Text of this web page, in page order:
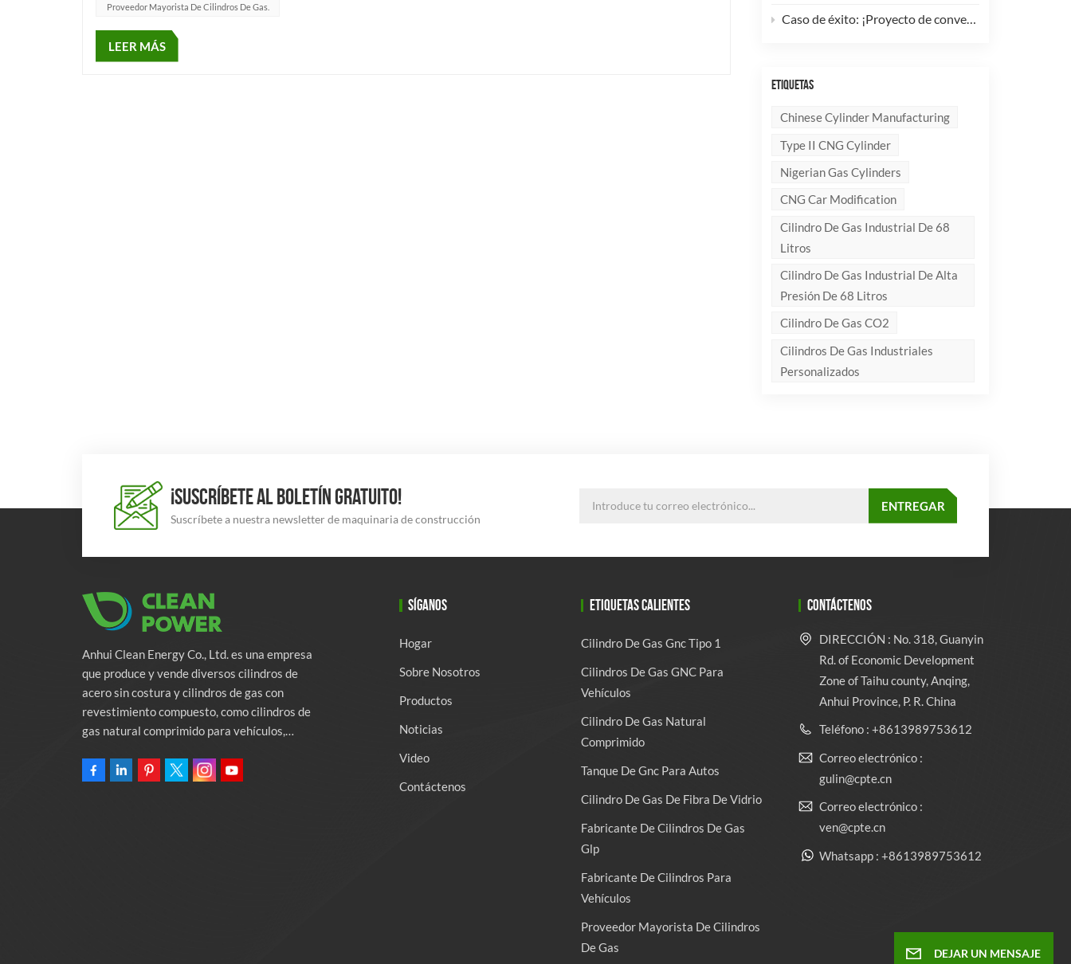
Caso de éxito: ¡Proyecto de conversión a GNC de un generador de 100 kVA completado con éxito! 🚀
ETIQUETAS
Chinese Cylinder Manufacturing
Type II CNG Cylinder
Nigerian Gas Cylinders
CNG Car Modification
Cilindro De Gas Industrial De 68
Litros
Cilindro De Gas Industrial De Alta
Presión De 68 Litros
Cilindro De Gas CO2
Cilindros De Gas Industriales
Personalizados
Proveedor Mayorista De Cilindros De Gas.
LEER MÁS
¡SUSCRÍBETE AL BOLETÍN GRATUITO!
Suscríbete a nuestra newsletter de maquinaria de construcción
Anhui Clean Energy Co., Ltd. es una empresa
que produce y vende diversos cilindros de
acero sin costura y cilindros de gas con
revestimiento compuesto, como cilindros de
gas natural comprimido para vehículos,
incendios. La empresa se compromete a
SÍGANOS
Hogar
Sobre Nosotros
Productos
Noticias
Video
Contáctenos
ETIQUETAS CALIENTES
Cilindro De Gas Gnc Tipo 1
Cilindros De Gas GNC Para
Vehículos
Cilindro De Gas Natural
Comprimido
Tanque De Gnc Para Autos
Cilindro De Gas De Fibra De Vidrio
Fabricante De Cilindros De Gas
Glp
Fabricante De Cilindros Para
Vehículos
Proveedor Mayorista De Cilindros
De Gas
CONTÁCTENOS
DIRECCIÓN : No. 318, Guanyin
Rd. of Economic Development
Zone of Taihu county, Anqing,
Anhui Province, P. R. China
Teléfono : +8613989753612
Correo electrónico :
gulin@cpte.cn
Correo electrónico :
ven@cpte.cn
Whatsapp : +8613989753612
DEJAR UN MENSAJE